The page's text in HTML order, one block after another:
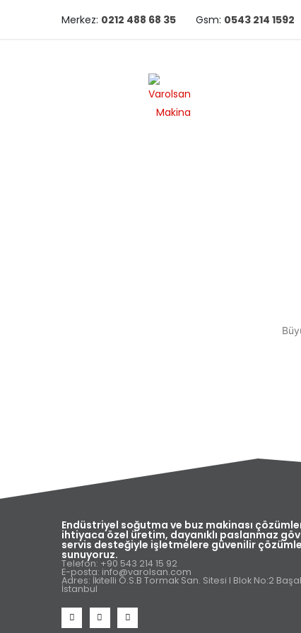
Merkez: 0212 488 68 35 Gsm: 0543 214 1592
Endüstriyel soğutma ve buz makinası
ihtiyaca özel üretim, dayanıklı paslanmaz
servis desteğiyle işletmelere güvenilir
sunuyoruz.
Telefon: +90 543 214 15 92
E-posta: info@varolsan.com
Adres: İkitelli O.S.B Tormak San. Sitesi I Blok No:2
İstanbul